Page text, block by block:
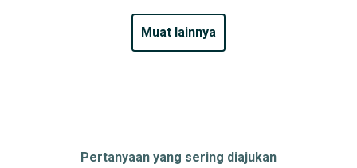
muat lainnya
Pertanyaan yang sering diajukan